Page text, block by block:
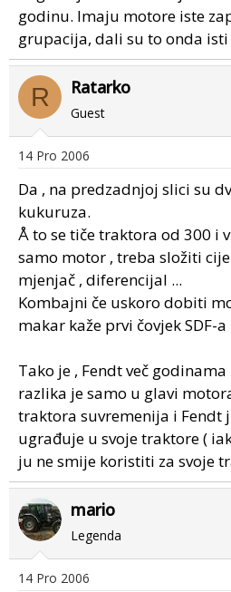
godinu. Imaju motore iste
grupacija, dali su to onda
R Ratarko
Guest
14 Pro 2006
Da , na predzadnjoj slici su
kukuruza.
Å to se tiče traktora od 300 i
samo motor , treba složiti
mjenjač , diferencijal ...
Kombajni če uskoro dobiti
makar kaže prvi čovjek SDF-
Tako je , Fendt več
razlika je samo u glavi
traktora suvremenija i Fendt
ugrađuje u svoje traktore (
ju ne smije koristiti za svoje
mario
Legenda
14 Pro 2006